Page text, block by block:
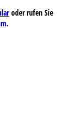
oder rufen Sie
.